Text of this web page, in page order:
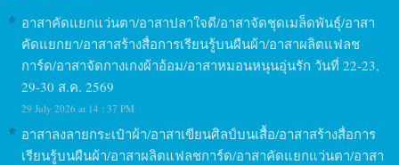
อาสาคัดแยกแว่นตา/อาสาปลาใจดี/อาสาจัดชุดเมล็ดพันธุ์/อาสา
คัดแยกยา/อาสาสร้างสื่อการเรียนรู้บนผืนผ้า/อาสาผลิตแฟลช
การ์ด/อาสาจัดกางเกงผ้าอ้อม/อาสาหมอนหนุนอุ่นรัก วันที่ 22-23,
29-30 ส.ค. 2569
29 July 2026 at 14 : 37 PM
อาสาลงลายกระเป๋าผ้า/อาสาเขียนศิลป์บนเสื้อ/อาสาสร้างสื่อการ
เรียนรู้บนผืนผ้า/อาสาผลิตแฟลชการ์ด/อาสาคัดแยกแว่นตา/อาสา